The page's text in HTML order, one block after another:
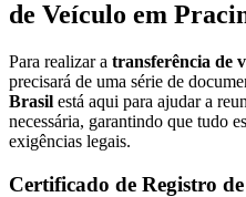
de Veículo em
Para realizar a transferência de
precisará de uma série de
Brasil está aqui para ajudar a
necessária, garantindo que tudo
exigências legais.
Certificado de Registro